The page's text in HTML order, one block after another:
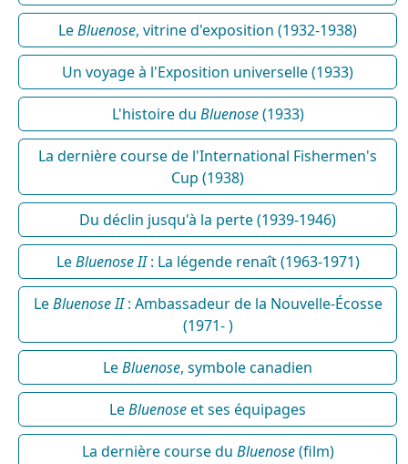
LeBluenose, vitrine d'exposition (1932-1938)
Un voyage à l'Exposition universelle (1933)
L'histoire du Bluenose(1933)
La dernière course de l'International Fishermen's
Cup (1938)
Du déclin jusqu'à la perte (1939-1946)
LeBluenose II: La légende renaît (1963-1971)
LeBluenose II: Ambassadeur de la Nouvelle-Écosse
(1971- )
LeBluenose, symbole canadien
LeBluenoseet ses équipages
La dernière course du Bluenose(film)